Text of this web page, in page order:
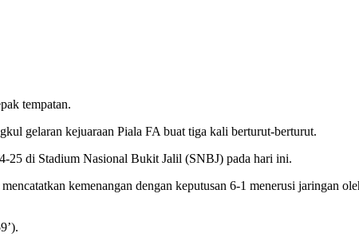
tempatan.
gelaran kejuaraan Piala FA buat tiga kali berturut-berturut.
25 di Stadium Nasional Bukit Jalil (SNBJ) pada hari ini.
kemenangan dengan keputusan 6-1 menerusi jaringan